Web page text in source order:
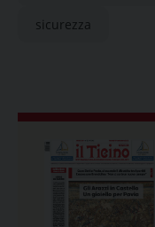
sicurezza